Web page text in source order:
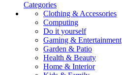
Categories
Clothing & Accessories
Computing
Do it yourself
Gaming & Entertainment
Garden & Patio
Health & Beauty
Home & Interior